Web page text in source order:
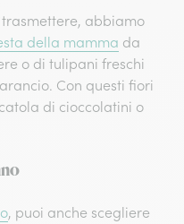
trasmettere, abbiamo
della mamma da
o di tulipani freschi
Con questi fiori
di cioccolatini o
, puoi anche scegliere